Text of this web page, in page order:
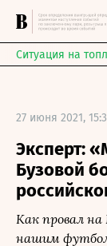
Ситуация на
27 июня 2021,
Эксперт:
Бузовой
Как провал на
нашим